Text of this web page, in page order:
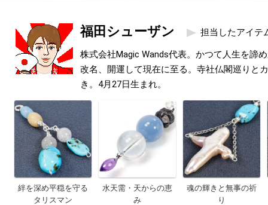
福田シューザン 担当したアイテ
株式会社Magic Wands代表。かつて人生を諦
改名、開運して現在に至る。寺社仏閣巡りと
き。4月27日生まれ。
絆を深め平穏を守る
タリスマン
水天需・天からの恵
み
魂の輝きと無事の祈
り